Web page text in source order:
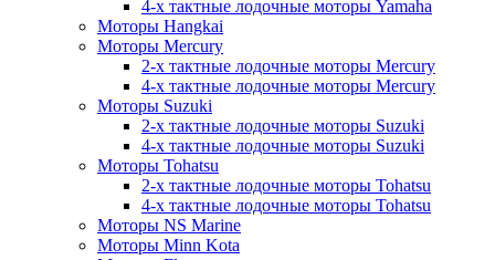
4-х тактные лодочные моторы Yamaha
Моторы Hangkai
Моторы Mercury
2-х тактные лодочные моторы Mercury
4-х тактные лодочные моторы Mercury
Моторы Suzuki
2-х тактные лодочные моторы Suzuki
4-х тактные лодочные моторы Suzuki
Моторы Tohatsu
2-х тактные лодочные моторы Tohatsu
4-х тактные лодочные моторы Tohatsu
Моторы NS Marine
Моторы Minn Kota